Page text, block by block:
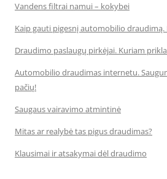
Vandens filtrai namui – kokybei
Kaip gauti pigesnį automobilio draudimą.
Draudimo paslaugų pirkėjai. Kuriam
Automobilio draudimas internetu.
pačių!
Saugaus vairavimo atmintinė
Mitas ar realybė tas pigus draudimas?
Klausimai ir atsakymai dėl draudimo